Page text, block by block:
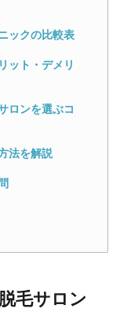
ックの比較表
ット・デメリ
ロンを選ぶコ
法を解説
毛サロン